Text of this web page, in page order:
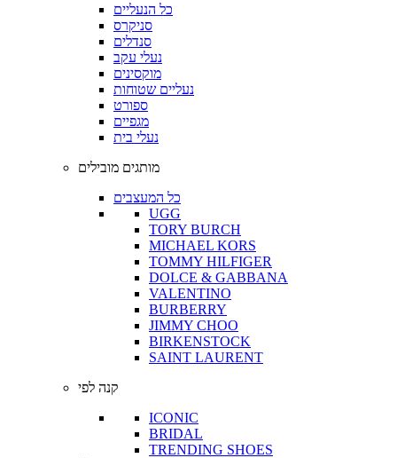
כל הנעליים
סניקרס
סנדלים
נעלי עקב
מוקסינים
נעליים שטוחות
ספורט
מגפיים
נעלי בית
מותגים מובילים
כל המעצבים
UGG
TORY BURCH
MICHAEL KORS
TOMMY HILFIGER
DOLCE & GABBANA
VALENTINO
BURBERRY
JIMMY CHOO
BIRKENSTOCK
SAINT LAURENT
קנה לפי
ICONIC
BRIDAL
TRENDING SHOES